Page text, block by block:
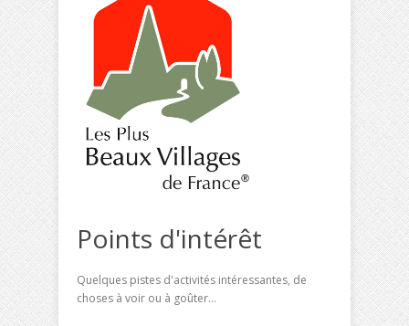
Points d'intérêt
Quelques pistes d'activités intéressantes, de
choses à voir ou à goûter...